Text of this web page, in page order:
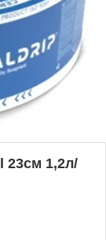
23см 1,2л/